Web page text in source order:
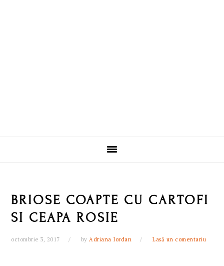
BRIOSE COAPTE CU CARTOFI
SI CEAPA ROSIE
octombrie 3, 2017 byAdriana Iordan Lasă un comentariu